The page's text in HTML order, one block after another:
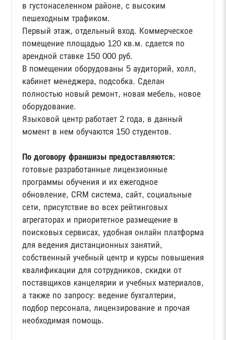
в густонаселенном районе, с высоким
пешеходным трафиком.
Первый этаж, отдельный вход. Коммерческое
помещение площадью 120 кв.м. сдается по
арендной ставке 150 000 руб.
В пoмещeнии оборудованы 5 аудитоpий, холл,
кабинет менеджера, подсобка. Сделан
полностью новый ремонт, новая мебель, новое
оборудование.
Языковой центр работает 2 года, в данный
момент в нем обучаются 150 студентов.
По договору франшизы предоставляются:
готовые разработанные лицензионные
программы обучения и их ежегодное
обновление, СRМ система, сайт, социальные
сети, присутствие во всех рейтинговых
агрегаторах и приоритетное размещение в
поисковых сервисах, удобная онлайн платформа
для ведения дистанционных занятий,
собственный учебный центр и курсы повышения
квалификации для сотрудников, скидки от
поставщиков канцелярии и учебных материалов,
а также по запросу: ведение бухгалтерии,
подбор персонала, лицензирование и прочая
необходимая помощь.